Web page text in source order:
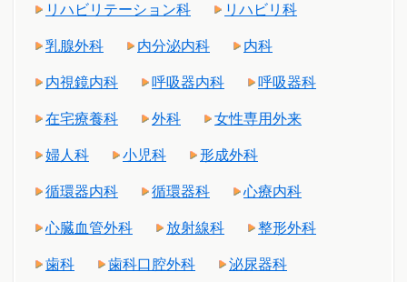
リハビリテーション科 リハビリ科
乳腺外科 内分泌内科 内科
内視鏡内科 呼吸器内科 呼吸器科
在宅療養科 外科 女性専用外来
婦人科 小児科 形成外科
循環器内科 循環器科 心療内科
心臓血管外科 放射線科 整形外科
歯科 歯科口腔外科 泌尿器科